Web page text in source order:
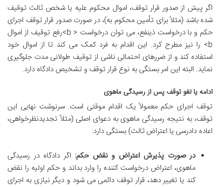
اگر پیش از صدور قرار توقف، اموال محکوم علیه یا شخص ثالث توقیف
شده باشد (مثلاً برای تأمین محکوم به)، در صورت صدور قرار توقف اجرای
حکم و با درخواست ذینفع، می توان درخواست < b>رفع توقیف از اموال
b> را نیز مطرح کرد. این اقدام به فرد کمک می کند تا از اموال خود
استفاده کند و از ضررهای احتمالی ناشی از توقیف طولانی مدت جلوگیری
نماید. البته این امر بستگی به نوع قرار توقف و تشخیص دادگاه دارد.
ادامه یا لغو توقف پس از رسیدگی ماهوی
توقف اجرای حکم معمولاً یک اقدام موقتی است. سرنوشت نهایی این
توقف، به نتیجه رسیدگی ماهوی به دعوای اصلی (مثلاً تجدیدنظرخواهی،
اعاده دادرسی یا اعتراض ثالث) بستگی دارد:
در صورت پذیرش اعتراض و نقض حکم: اگر دادگاه در رسیدگی
ماهوی، اعتراض درخواست کننده را وارد بداند و حکم اولیه را نقض
کند یا تغییر دهد، قرار توقف دائمی می شود و دیگر نیازی به اجرای